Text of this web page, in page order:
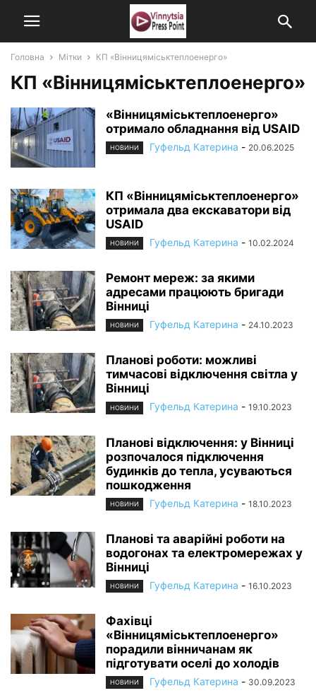
Головна Мітки КП «Вінницяміськтеплоенерго»
КП «Вінницяміськтеплоенерго»
«Вінницяміськтеплоенерго»
отримало обладнання від USAID
НОВИНИ Гуфельд Катерина - 20.06.2025
КП «Вінницяміськтеплоенерго»
отримала два екскаватори від
USAID
НОВИНИ Гуфельд Катерина - 10.02.2024
Ремонт мереж: за якими
адресами працюють бригади
Вінниці
НОВИНИ Гуфельд Катерина - 24.10.2023
Планові роботи: можливі
тимчасові відключення світла у
Вінниці
НОВИНИ Гуфельд Катерина - 19.10.2023
Планові відключення: у Вінниці
розпочалося підключення
будинків до тепла, усуваються
пошкодження
НОВИНИ Гуфельд Катерина - 18.10.2023
Планові та аварійні роботи на
водогонах та електромережах у
Вінниці
НОВИНИ Гуфельд Катерина - 16.10.2023
Фахівці
«Вінницяміськтеплоенерго»
порадили вінничанам як
підготувати оселі до холодів
НОВИНИ Гуфельд Катерина - 30.09.2023